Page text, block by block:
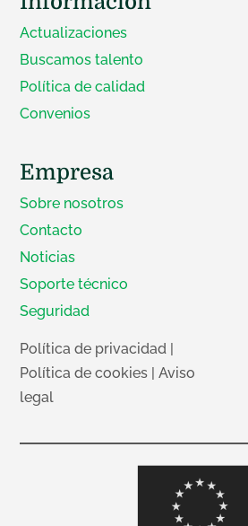
Actualizaciones
Buscamos talento
Política de calidad
Convenios
Empresa
Sobre nosotros
Contacto
Noticias
Soporte técnico
Seguridad
Política de privacidad |
Política de cookies |Aviso
legal